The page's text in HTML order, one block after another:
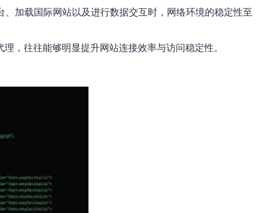
加载国际网站以及进行数据交互时，网络环境的稳定性至
，往往能够明显提升网站连接效率与访问稳定性。